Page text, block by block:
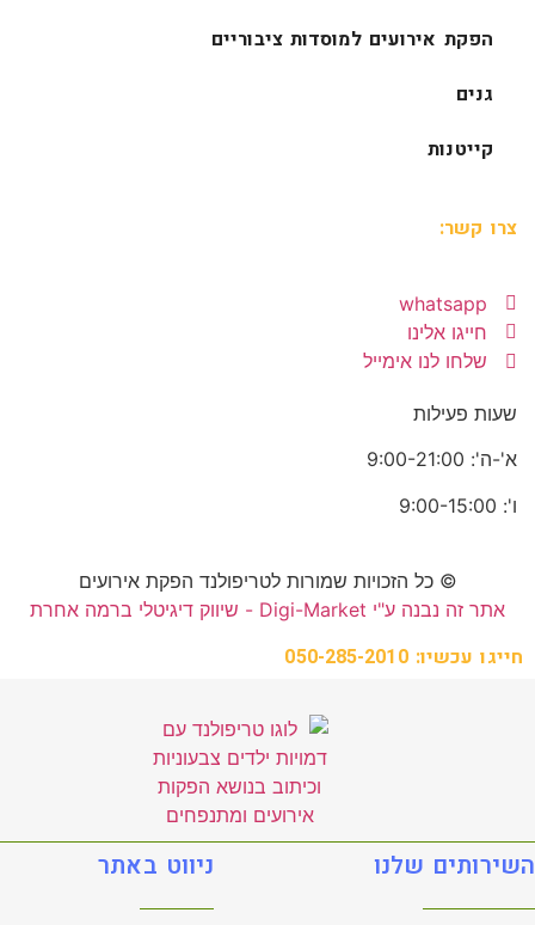
הפקת אירועים למוסדות ציבוריים
גנים
קייטנות
צרו קשר:
whatsapp
חייגו אלינו
שלחו לנו אימייל
שעות פעילות
א'-ה': 9:00-21:00
ו': 9:00-15:00
© כל הזכויות שמורות לטריפולנד הפקת אירועים
אתר זה נבנה ע"י Digi-Market - שיווק דיגיטלי ברמה אחרת
חייגו עכשיו: 050-285-2010
השירותים שלנו ניווט באתר